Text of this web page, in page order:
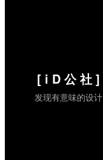
[ i D 公 社 ]
发现有意味的设计